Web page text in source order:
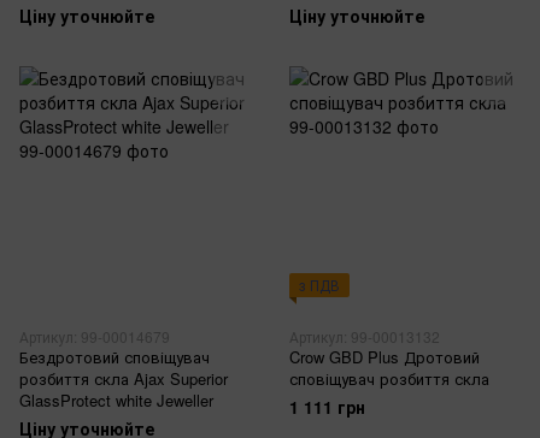
Ціну уточнюйте Ціну уточнюйте
Артикул: 99-00014679
Бездротовий сповіщувач
розбиття скла Ajax Superior
GlassProtect white Jeweller
Ціну уточнюйте
з ПДВ
Артикул: 99-00013132
Crow GBD Plus Дротовий
сповіщувач розбиття скла
1 111 грн